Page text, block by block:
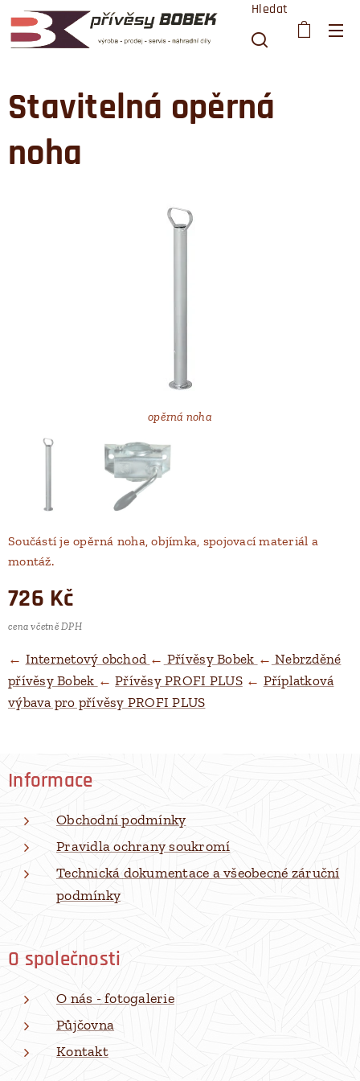
Hledat
Stavitelná opěrná
noha
opěrná noha
objímka pr. 48 mm
Součástí je opěrná noha, objímka, spojovací materiál a
montáž.
726 Kč
cena včetně DPH
← Internetový obchod ← Přívěsy Bobek ← Nebrzděné
přívěsy Bobek ←Přívěsy PROFI PLUS← Příplatková
výbava pro přívěsy PROFI PLUS
Informace
Obchodní podmínky
Pravidla ochrany soukromí
Technická dokumentace a všeobecné záruční
podmínky
O společnosti
O nás - fotogalerie
Půjčovna
Kontakt